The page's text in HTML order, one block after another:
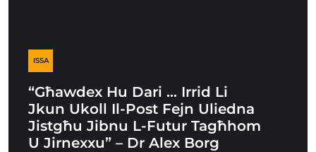
ISSA
“Għawdex Hu Dari … Irrid Li
Jkun Ukoll Il-Post Fejn Uliedna
Jistgħu Jibnu L-Futur Tagħhom
U Jirnexxu” – Dr Alex Borg